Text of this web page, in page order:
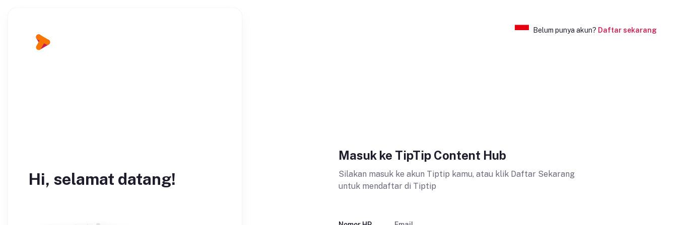
Belum punya akun? Daftar sekarang
Hi, selamat datang!
Masuk ke TipTip Content Hub
Silakan masuk ke akun Tiptip kamu, atau klik Daftar Sekarang
untuk mendaftar di Tiptip